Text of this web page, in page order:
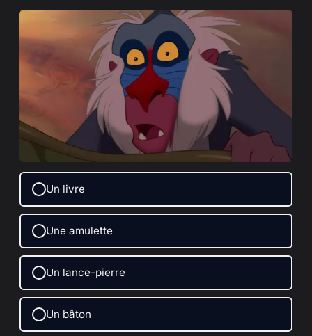
Un livre
Une amulette
Un lance-pierre
Un bâton